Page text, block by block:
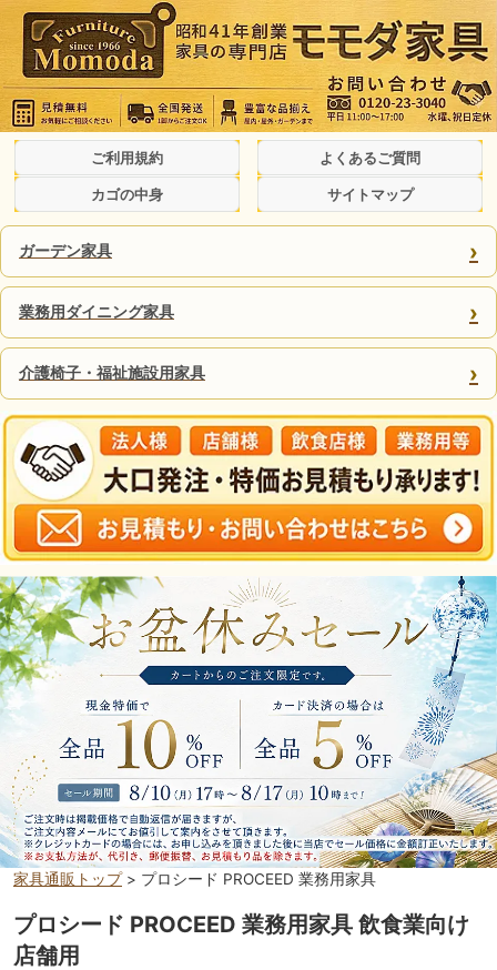
ご利用規約 よくあるご質問
カゴの中身 サイトマップ
ガーデン家具 ›
業務用ダイニング家具 ›
介護椅子・福祉施設用家具 ›
家具通販トップ> プロシード PROCEED 業務用家具
プロシード PROCEED 業務用家具 飲食業向け
店舗用